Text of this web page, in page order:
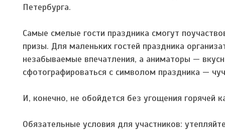
Петербурга.
Самые смелые гости праздника смогут
призы. Для маленьких гостей праздника
незабываемые впечатления, а аниматоры —
сфотографироваться с символом праздника —
И, конечно, не обойдется без угощения горячей
Обязательные условия для участников: